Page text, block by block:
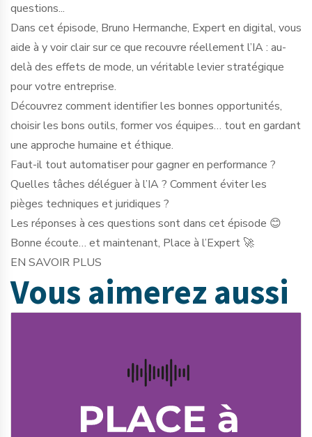
questions...
Dans cet épisode, Bruno Hermanche, Expert en digital, vous
aide à y voir clair sur ce que recouvre réellement l’IA : au-
delà des effets de mode, un véritable levier stratégique
pour votre entreprise.
Découvrez comment identifier les bonnes opportunités,
choisir les bons outils, former vos équipes… tout en gardant
une approche humaine et éthique.
Faut-il tout automatiser pour gagner en performance ?
Quelles tâches déléguer à l’IA ? Comment éviter les
pièges techniques et juridiques ?
Les réponses à ces questions sont dans cet épisode 😊
Bonne écoute… et maintenant, Place à l’Expert 🚀
EN SAVOIR PLUS
Vous aimerez aussi